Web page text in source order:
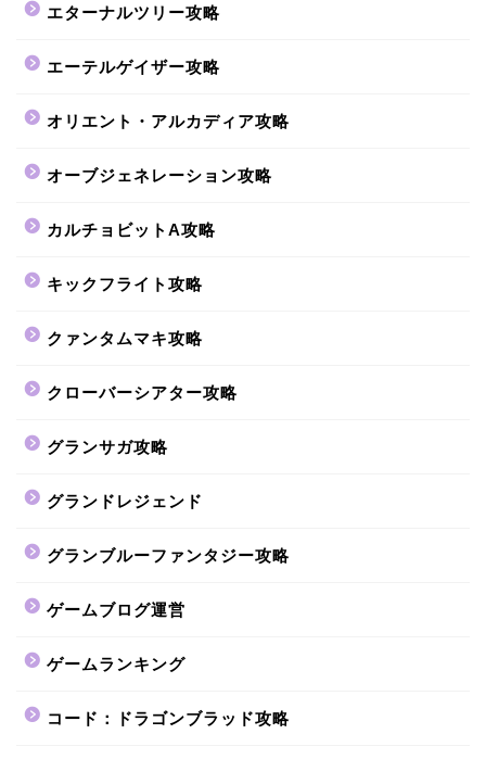
エターナルツリー攻略
エーテルゲイザー攻略
オリエント・アルカディア攻略
オーブジェネレーション攻略
カルチョビットA攻略
キックフライト攻略
クァンタムマキ攻略
クローバーシアター攻略
グランサガ攻略
グランドレジェンド
グランブルーファンタジー攻略
ゲームブログ運営
ゲームランキング
コード：ドラゴンブラッド攻略